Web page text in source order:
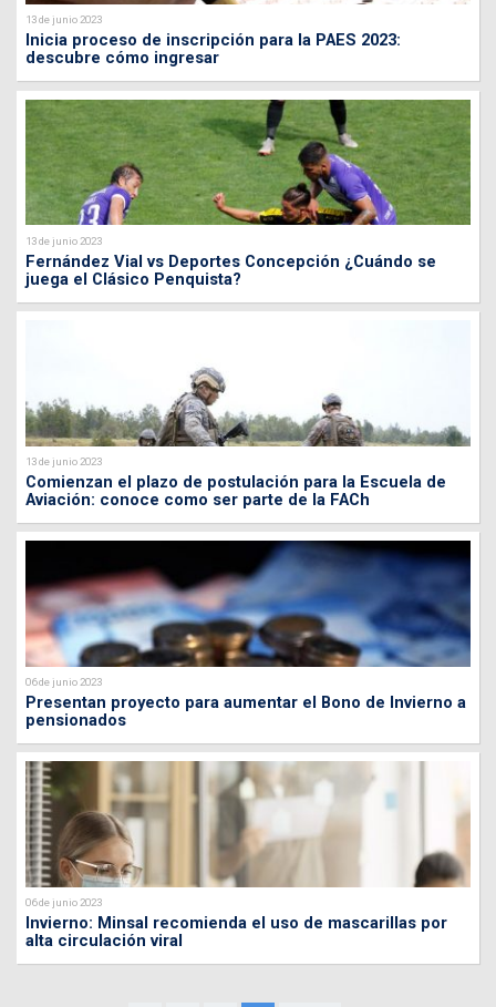
13 de junio 2023
Inicia proceso de inscripción para la PAES 2023:
descubre cómo ingresar
13 de junio 2023
Fernández Vial vs Deportes Concepción ¿Cuándo se
juega el Clásico Penquista?
13 de junio 2023
Comienzan el plazo de postulación para la Escuela de
Aviación: conoce como ser parte de la FACh
06 de junio 2023
Presentan proyecto para aumentar el Bono de Invierno a
pensionados
06 de junio 2023
Invierno: Minsal recomienda el uso de mascarillas por
alta circulación viral